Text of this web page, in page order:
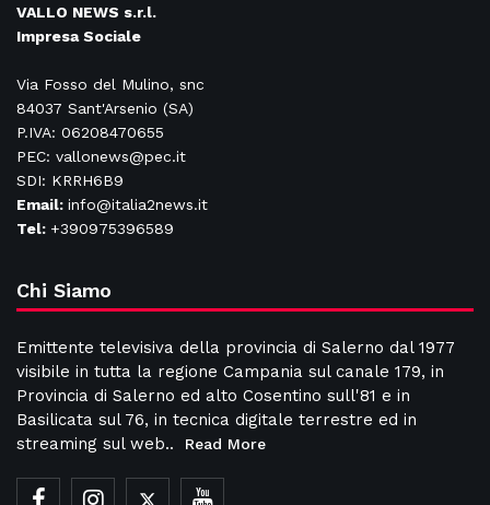
VALLO NEWS s.r.l.
Impresa Sociale
Via Fosso del Mulino, snc
84037 Sant'Arsenio (SA)
P.IVA: 06208470655
PEC: vallonews@pec.it
SDI: KRRH6B9
Email: info@italia2news.it
Tel: +390975396589
Chi Siamo
Emittente televisiva della provincia di Salerno dal 1977
visibile in tutta la regione Campania sul canale 179, in
Provincia di Salerno ed alto Cosentino sull'81 e in
Basilicata sul 76, in tecnica digitale terrestre ed in
streaming sul web..
Read More